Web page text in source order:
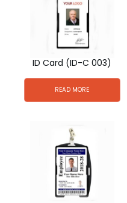
ID Card (ID-C 003)
READ MORE